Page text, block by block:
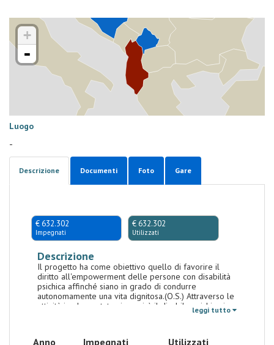
+
-
Luogo
-
Descrizione Documenti Foto Gare
€ 632.302
Impegnati
€ 632.302
Utilizzati
Descrizione
Il progetto ha come obiettivo quello di favorire il
diritto all'empowerment delle persone con disabilità
psichica affinché siano in grado di condurre
autonomamente una vita dignitosa.(O.S.) Attraverso le
attività implementate si seguirà il disabile psichico in
un processo di riabilitazione, di formazione
leggi tutto
Anno Impegnati
Utilizzati